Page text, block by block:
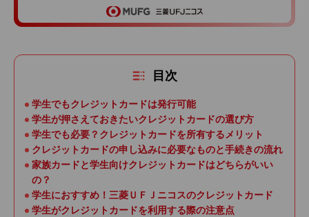
目次
学生でもクレジットカードは発行可能
学生が押さえておきたいクレジットカードの選び方
学生でも必要？クレジットカードを所有するメリット
クレジットカードの申し込みに必要なものと手続きの流れ
家族カードと学生向けクレジットカードはどちらがいい
の？
学生におすすめ！三菱ＵＦＪニコスのクレジットカード
学生がクレジットカードを利用する際の注意点